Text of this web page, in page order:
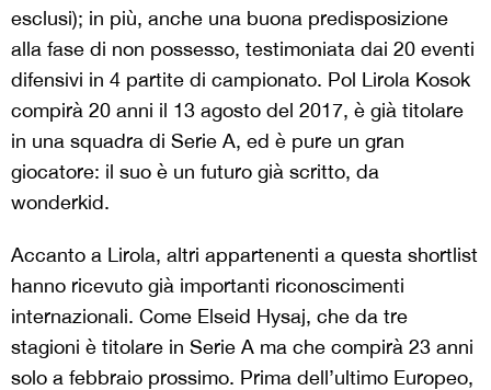
esclusi); in più, anche una buona predisposizione
alla fase di non possesso, testimoniata dai 20 eventi
difensivi in 4 partite di campionato. Pol Lirola Kosok
compirà 20 anni il 13 agosto del 2017, è già titolare
in una squadra di Serie A, ed è pure un gran
giocatore: il suo è un futuro già scritto, da
wonderkid.
Accanto a Lirola, altri appartenenti a questa shortlist
hanno ricevuto già importanti riconoscimenti
internazionali. Come Elseid Hysaj, che da tre
stagioni è titolare in Serie A ma che compirà 23 anni
solo a febbraio prossimo. Prima dell’ultimo Europeo,